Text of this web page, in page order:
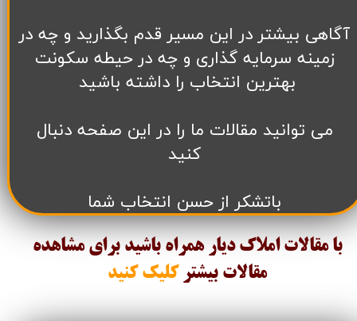
آگاهی بیشتر در این مسیر قدم بگذارید و چه در
زمینه سرمایه گذاری و چه در حیطه سکونت
بهترین انتخاب را داشته باشید
می توانید مقالات ما را در این صفحه دنبال
کنید
باتشکر از حسن انتخاب شما
با مقالات املاک دیار همراه باشید برای مشاهده
مقالات بیشتر کلیک کنید